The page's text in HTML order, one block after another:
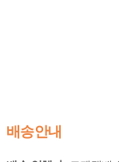
배송안내